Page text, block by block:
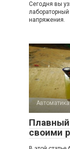
Сегодня вы
лабораторный
напряжения.
Автоматика
Плавный
своими